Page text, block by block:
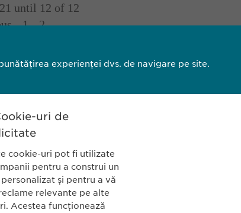
until 12 of 12
1 2
until 12 of 12
CONTACT
Tel.: +40 21 260 13 44
experienței dvs. de navigare pe site.
uri de
cookie-uri pot fi utilizate
pentru a construi un
și pentru a vă
relevante pe alte
Acestea funcționează